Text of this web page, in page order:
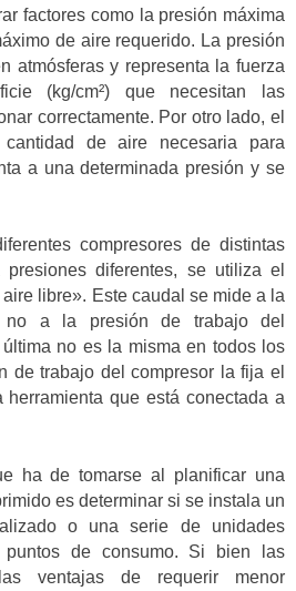
factores como la presión máxima
de aire requerido. La presión
atmósferas y representa la fuerza
(kg/cm²) que necesitan las
correctamente. Por otro lado, el
de aire necesaria para
a una determinada presión y se
compresores de distintas
diferentes, se utiliza el
libre». Este caudal se mide a la
no a la presión de trabajo del
no es la misma en todos los
de trabajo del compresor la fija el
que está conectada a
ha de tomarse al planificar una
es determinar si se instala un
o una serie de unidades
de consumo. Si bien las
ventajas de requerir menor